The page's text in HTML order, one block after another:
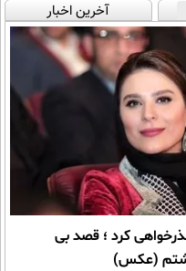
آخرین اخبار
کرد ؛ قصد بی
(عکس)